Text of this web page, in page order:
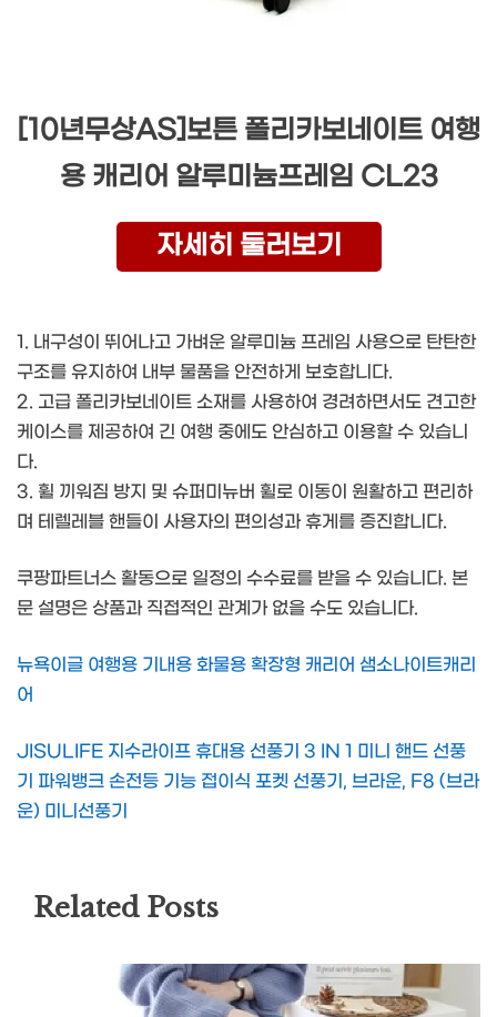
[10년무상AS]보튼 폴리카보네이트 여행
용 캐리어 알루미늄프레임 CL23
자세히 둘러보기
1. 내구성이 뛰어나고 가벼운 알루미늄 프레임 사용으로 탄탄한
구조를 유지하여 내부 물품을 안전하게 보호합니다.
2. 고급 폴리카보네이트 소재를 사용하여 경려하면서도 견고한
케이스를 제공하여 긴 여행 중에도 안심하고 이용할 수 있습니
다.
3. 휠 끼워짐 방지 및 슈퍼미뉴버 휠로 이동이 원활하고 편리하
며 테렐레블 핸들이 사용자의 편의성과 휴게를 증진합니다.
쿠팡파트너스 활동으로 일정의 수수료를 받을 수 있습니다. 본
문 설명은 상품과 직접적인 관계가 없을 수도 있습니다.
뉴욕이글 여행용 기내용 화물용 확장형 캐리어 샘소나이트캐리
어
JISULIFE 지수라이프 휴대용 선풍기 3 IN 1 미니 핸드 선풍
기 파워뱅크 손전등 기능 접이식 포켓 선풍기, 브라운, F8 (브라
운) 미니선풍기
Related Posts